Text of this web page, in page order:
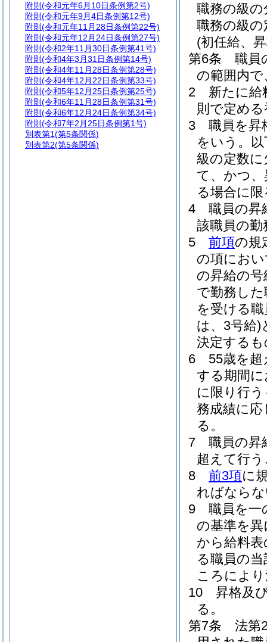
職務の級
職務の級
(初任給、
第6条
職員
の範囲内
2
新たに給
則で定め
3
職員を昇
をいう。
級の定数
て、かつ
る場合に
4
職員の昇
該職員の
5
前項の規
の項にお
の昇給の号
で勤務し
を受ける
は、3号給)
決定する
6
55歳を
する期間
に限り行
務成績に
る。
7
職員の昇
超えて行
8
前3項に
ればなら
9
職員を一
の基準を
から給料
る職員の
ころによ
10
昇格及
る。
第7条
法第
附則 (令和元年6月10日条例第2号)
附則 (令和元年9月4日条例第12号)
附則 (令和元年11月28日条例第22号)
附則 (令和元年12月24日条例第27号)
附則 (令和2年11月30日条例第41号)
附則 (令和4年3月31日条例第14号)
附則 (令和4年11月28日条例第28号)
附則 (令和4年12月22日条例第33号)
附則 (令和5年12月25日条例第25号)
附則 (令和6年11月28日条例第31号)
附則 (令和6年12月24日条例第34号)
附則 (令和7年2月25日条例第1号)
別表第1(第5条関係)
別表第2(第5条関係)